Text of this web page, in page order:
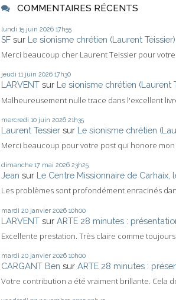
COMMENTAIRES RÉCENTS
lundi 15 juin 2026 17h55
SF sur Le sionisme chrétien (Laurent Teissier)
Merci beaucoup cher Laurent Teissier pour votre
jeudi 11 juin 2026 17h30
LARVENT sur Le sionisme chrétien (Laurent
Malheureusement nulle trace dans l'excellent livre
mercredi 10 juin 2026 21h35
Laurent Tessier sur Le sionisme chrétien
Merci beaucoup pour votre post qui honore mon
dimanche 17 mai 2026 23h25
Jean sur Le Centre Missionnaire de Carhaix,
Les problèmes sont profondément enracinés
mardi 20 janvier 2026 10h00
LARVENT sur ARTE 28 minutes :
Excellente prestation. Très claire comme
mardi 20 janvier 2026 10h00
CARGANT Ben sur ARTE 28 minutes :
Votre contribution a été vraiment brillante. Cela